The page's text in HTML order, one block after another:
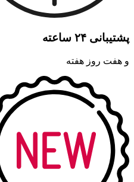
پشتیبانی ۲۴ ساعته
و هفت روز هفته